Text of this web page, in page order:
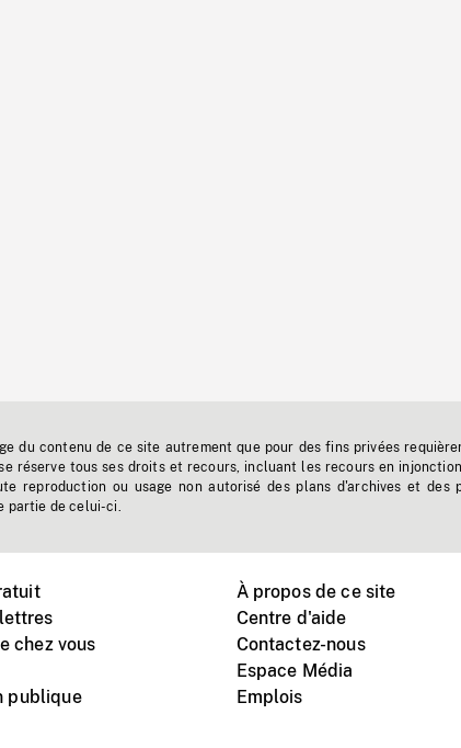
du contenu de ce site autrement que pour des fins privées
réserve tous ses droits et recours, incluant les recours en
reproduction ou usage non autorisé des plans d'archives et des
partie de celui-ci.
chez vous
publique
À propos de ce site
Centre d'aide
Contactez-nous
Espace Média
Emplois